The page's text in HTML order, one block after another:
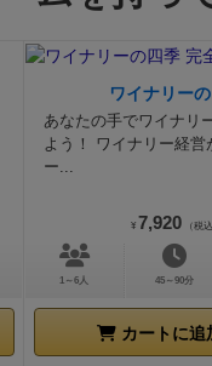
ワイナリー
あなたの手でワイナリ
よう！ ワイナリー経営
ー...
¥ 7,920 （税
1～6人 45～90分
カートに追